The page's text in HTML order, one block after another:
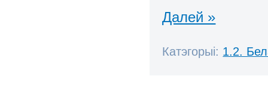
Далей »
Катэгорыі: 1.2.